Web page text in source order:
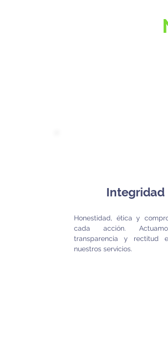
Integridad
Honestidad, ética y
cada acción.
transparencia y rectitud
nuestros servicios.